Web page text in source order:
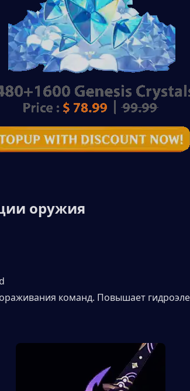
оружия
команд. Повышает